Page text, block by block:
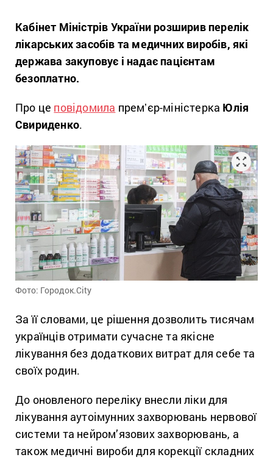
Кабінет Міністрів України розширив перелік
лікарських засобів та медичних виробів, які
держава закуповує і надає пацієнтам
безоплатно.
Про це повідомила премʼєр-міністерка Юлія
Свириденко.
Фото: Городок.Сіty
За її словами, це рішення дозволить тисячам
українців отримати сучасне та якісне
лікування без додаткових витрат для себе та
своїх родин.
До оновленого переліку внесли ліки для
лікування аутоімунних захворювань нервової
системи та нейром’язових захворювань, а
також медичні вироби для корекції складних